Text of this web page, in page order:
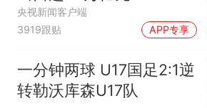
央视新闻客户端
3919跟贴
APP专享
一分钟两球 U17国足2:1逆
转勒沃库森U17队